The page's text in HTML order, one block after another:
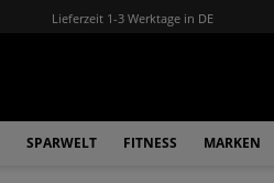
Lieferzeit 1-3 Werktage in DE
SPARWELT FITNESS MARKEN